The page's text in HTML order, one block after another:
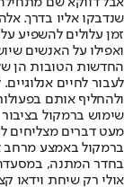
שנדבקו אליו בדרך.
זמן עלולים להשפיע
ואפילו על האנשים
החדשות הטובות הן
לעבור לחיים
ולהחליף אותם
שימוש ברמקול בציבור
מעט דברים מצליחים
ברמקול באמצע מרחב
בחדר המתנה,
אולי רק שיחת וידאו